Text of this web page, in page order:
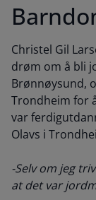
Christel Gil
drøm om å bli
Brønnøysund,
Trondheim for
var
Olavs i
-Selv om jeg
at det var